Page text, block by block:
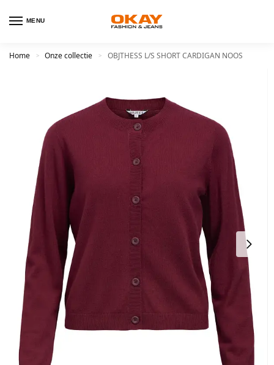
MENU
Home > Onze collectie > OBJTHESS L/S SHORT CARDIGAN NOOS